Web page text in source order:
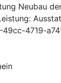
Neubau
49cc-4719-